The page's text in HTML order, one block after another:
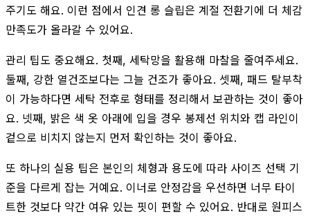
주기도 해요. 이런 점에서 인견 롱 슬립은 계절 전환기에 더 체감
만족도가 올라갈 수 있어요.
관리 팁도 중요해요. 첫째, 세탁망을 활용해 마찰을 줄여주세요.
둘째, 강한 열건조보다는 그늘 건조가 좋아요. 셋째, 패드 탈부착
이 가능하다면 세탁 전후로 형태를 정리해서 보관하는 것이 좋아
요. 넷째, 밝은 색 옷 아래에 입을 경우 봉제선 위치와 캡 라인이
겉으로 비치지 않는지 먼저 확인하는 것이 좋아요.
또 하나의 실용 팁은 본인의 체형과 용도에 따라 사이즈 선택 기
준을 다르게 잡는 거예요. 이너로 안정감을 우선하면 너무 타이
트한 것보다 약간 여유 있는 핏이 편할 수 있어요. 반대로 원피스